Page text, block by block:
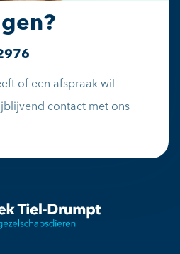
of een afspraak wil
contact met ons